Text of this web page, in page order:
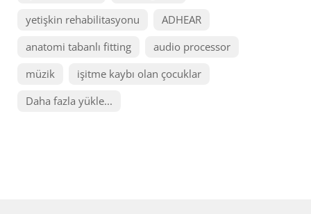
yetişkin rehabilitasyonu
ADHEAR
anatomi tabanlı fitting
audio processor
müzik
işitme kaybı olan çocuklar
Daha fazla yükle...